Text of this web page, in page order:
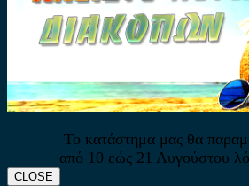
Το κατάστημα μας θα
από 10 εώς 21 Αυγούστου
CLOSE